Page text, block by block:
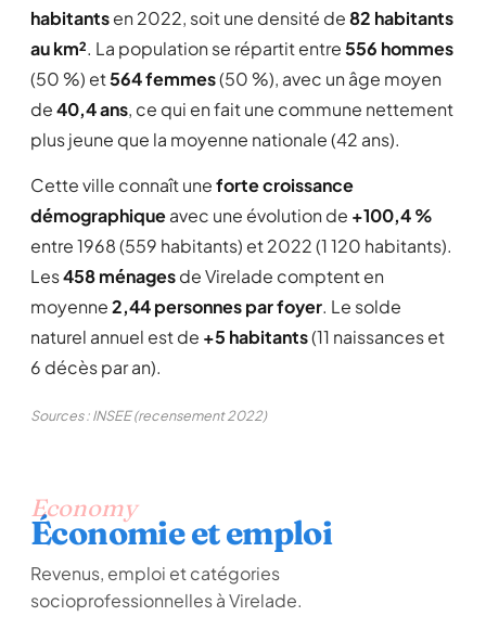
habitantsen 2022, soit une densité de82 habitants
au km². La population se répartit entre556 hommes
(50 %) et564 femmes(50 %), avec un âge moyen
de40,4 ans, ce qui en fait une commune nettement
plus jeune que la moyenne nationale (42 ans).
Cette ville connaît uneforte croissance
démographiqueavec une évolution de +100,4 %
entre 1968 (559 habitants) et 2022 (1 120 habitants).
Les458 ménagesde Virelade comptent en
moyenne2,44 personnes par foyer. Le solde
naturel annuel est de +5 habitants(11 naissances et
6 décès par an).
Sources : INSEE (recensement 2022)
Economy
Économie et emploi
Revenus, emploi et catégories
socioprofessionnelles à Virelade.